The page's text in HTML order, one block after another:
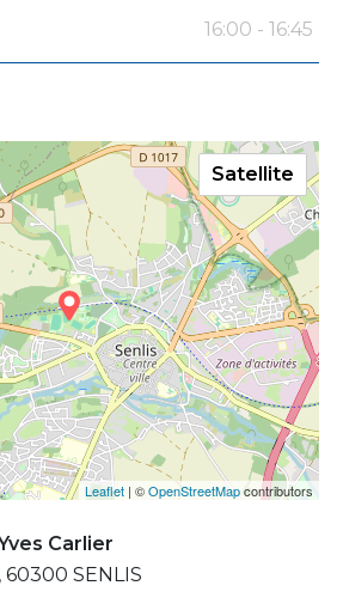
16:00 - 16:45
Leaflet | ©OpenStreetMapcontributors
Satellite
Carlier
60300 SENLIS